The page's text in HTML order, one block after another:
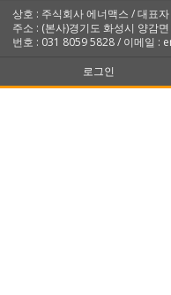
상호 : 주식회사 에너맥스 / 대표
주소 : (본사)경기도 화성시 양감
번호 : 031 8059 5828 / 이메일 :
로그인